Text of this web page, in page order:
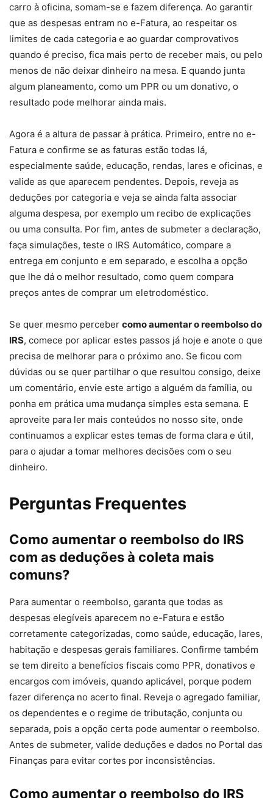
carro à oficina, somam-se e fazem diferença. Ao garantir
que as despesas entram no e-Fatura, ao respeitar os
limites de cada categoria e ao guardar comprovativos
quando é preciso, fica mais perto de receber mais, ou pelo
menos de não deixar dinheiro na mesa. E quando junta
algum planeamento, como um PPR ou um donativo, o
resultado pode melhorar ainda mais.
Agora é a altura de passar à prática. Primeiro, entre no e-
Fatura e confirme se as faturas estão todas lá,
especialmente saúde, educação, rendas, lares e oficinas, e
valide as que aparecem pendentes. Depois, reveja as
deduções por categoria e veja se ainda falta associar
alguma despesa, por exemplo um recibo de explicações
ou uma consulta. Por fim, antes de submeter a declaração,
faça simulações, teste o IRS Automático, compare a
entrega em conjunto e em separado, e escolha a opção
que lhe dá o melhor resultado, como quem compara
preços antes de comprar um eletrodoméstico.
Se quer mesmo perceber como aumentar o reembolso do
IRS, comece por aplicar estes passos já hoje e anote o que
precisa de melhorar para o próximo ano. Se ficou com
dúvidas ou se quer partilhar o que resultou consigo, deixe
um comentário, envie este artigo a alguém da família, ou
ponha em prática uma mudança simples esta semana. E
aproveite para ler mais conteúdos no nosso site, onde
continuamos a explicar estes temas de forma clara e útil,
para o ajudar a tomar melhores decisões com o seu
dinheiro.
Perguntas Frequentes
Como aumentar o reembolso do IRS
com as deduções à coleta mais
comuns?
Para aumentar o reembolso, garanta que todas as
despesas elegíveis aparecem no e-Fatura e estão
corretamente categorizadas, como saúde, educação, lares,
habitação e despesas gerais familiares. Confirme também
se tem direito a benefícios fiscais como PPR, donativos e
encargos com imóveis, quando aplicável, porque podem
fazer diferença no acerto final. Reveja o agregado familiar,
os dependentes e o regime de tributação, conjunta ou
separada, pois a opção certa pode aumentar o reembolso.
Antes de submeter, valide deduções e dados no Portal das
Finanças para evitar cortes por inconsistências.
Como aumentar o reembolso do IRS